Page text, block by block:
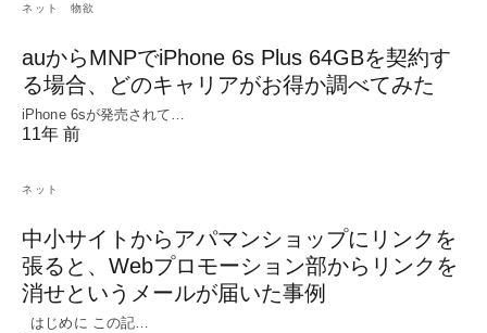
ネット 物欲
auからMNPでiPhone 6s Plus 64GBを契約す
る場合、どのキャリアがお得か調べてみた
iPhone 6sが発売されて…
11年 前
ネット
中小サイトからアパマンショップにリンクを
張ると、Webプロモーション部からリンクを
消せというメールが届いた事例
はじめに この記…